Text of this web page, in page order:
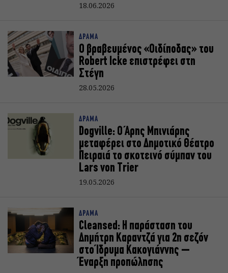
18.06.2026
ΔΡΑΜΑ
O βραβευμένος «Οιδίποδας» του
Robert Icke επιστρέφει στη
Στέγη
28.05.2026
ΔΡΑΜΑ
Dogville: Ο Άρης Μπινιάρης
μεταφέρει στο Δημοτικό Θέατρο
Πειραιά το σκοτεινό σύμπαν του
Lars von Trier
19.05.2026
ΔΡΑΜΑ
Cleansed: Η παράσταση του
Δημήτρη Καραντζά για 2η σεζόν
στο Ίδρυμα Κακογιάννης –
Έναρξη προπώλησης